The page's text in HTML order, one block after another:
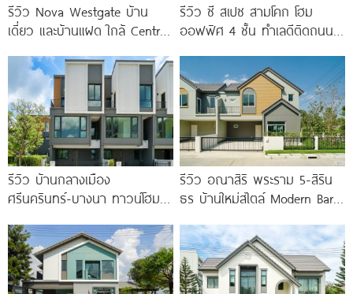
รีวิว Nova Westgate บ้าน
เดี่ยว และบ้านแฝด ใกล้ Central
รีวิว ซี สเปซ สามโคก โฮม
ออฟฟิศ 4 ชั้น ทำเลดีติดถนน
รีวิว บ้านกลางเมือง
ศรีนครินทร์-บางนา ทาวน์โฮม 3
Penthouse
รีวิว อณาสิริ พระราม 5-สิริน
ธร บ้านใหม่สไตล์ Modern Barn